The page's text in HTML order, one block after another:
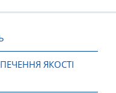
ЯКОСТІ